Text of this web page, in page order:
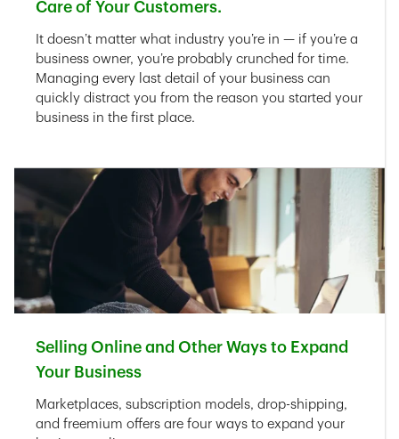
Care of Your Customers.
Link Opens in New Tab
It doesn’t matter what industry you’re in — if you’re a
business owner, you’re probably crunched for time.
Managing every last detail of your business can
quickly distract you from the reason you started your
business in the first place.
Selling Online and Other Ways to Expand
Your Business
Link Opens in New Tab
Marketplaces, subscription models, drop-shipping,
and freemium offers are four ways to expand your